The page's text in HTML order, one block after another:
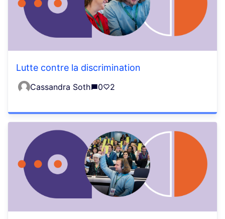
Lutte contre la discrimination
Cassandra Soth 0 2